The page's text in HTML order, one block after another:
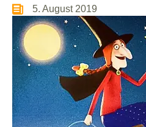
5. August 2019